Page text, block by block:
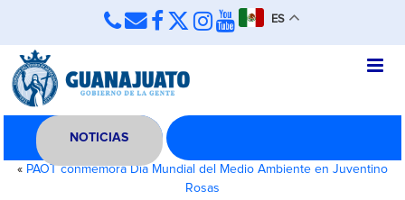
ES
NOTICIAS
« PAOT conmemora Día Mundial del Medio Ambiente en Juventino
Rosas